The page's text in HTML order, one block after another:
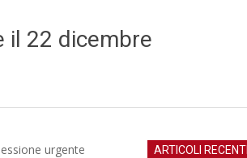
il 22 dicembre
urgente
ARTICOLI RECENTI